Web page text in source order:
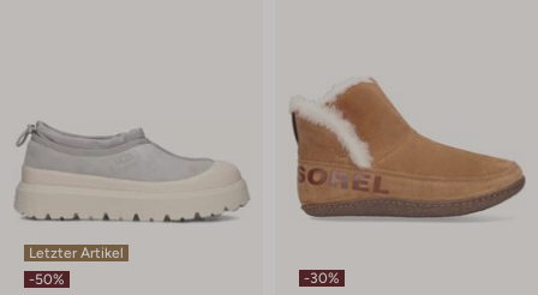
Letzter Artikel
-50%
-30%